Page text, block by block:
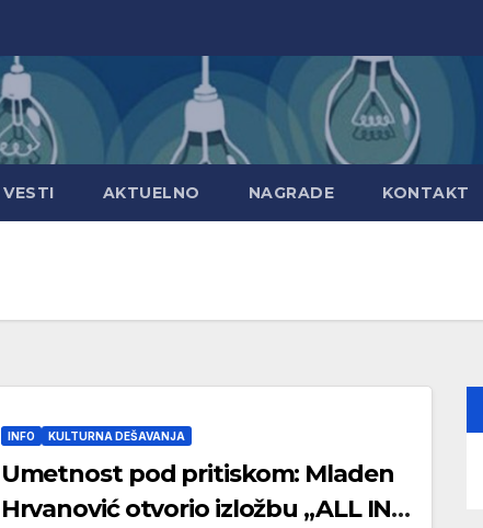
VESTI AKTUELNO NAGRADE KONTAKT
INFO KULTURNA DEŠAVANJA
Umetnost pod pritiskom: Mladen
Hrvanović otvorio izložbu „ALL IN“